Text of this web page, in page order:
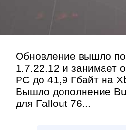
Обновление вышло
1.7.22.12 и занимает
PC до 41,9 Гбайт на
Вышло дополнение
для Fallout 76...
Контакт»